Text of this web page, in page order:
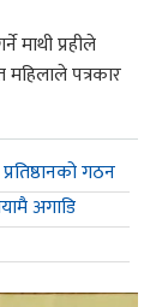
माथी प्रहीले
पत्रकार
गठन
अगाडि